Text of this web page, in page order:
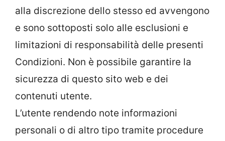
alla discrezione dello stesso ed avvengono
e sono sottoposti solo alle esclusioni e
limitazioni di responsabilità delle presenti
Condizioni. Non è possibile garantire la
sicurezza di questo sito web e dei
contenuti utente.
L’utente rendendo note informazioni
personali o di altro tipo tramite procedure